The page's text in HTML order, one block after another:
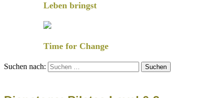
Leben bringst
Time for Change
Suchen nach: